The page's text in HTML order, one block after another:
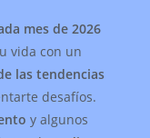
mes de 2026
vida con un
las tendencias
desafíos.
y algunos